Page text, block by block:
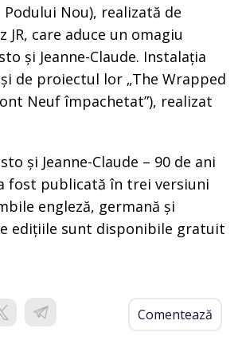
Podului Nou), realizată de
care aduce un omagiu
și Jeanne-Claude. Instalația
de proiectul lor „The Wrapped
Neuf împachetat”), realizat
și Jeanne-Claude – 90 de ani
fost publicată în trei versiuni
engleză, germană și
edițiile sunt disponibile gratuit
Comentează